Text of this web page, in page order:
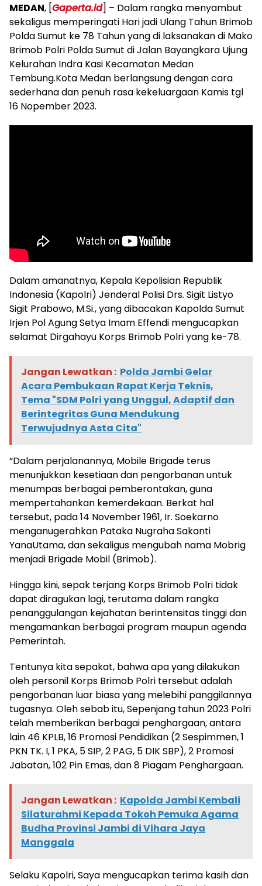
MEDAN, [Gaperta.id] – Dalam rangka menyambut
sekaligus memperingati Hari jadi Ulang Tahun Brimob
Polda Sumut ke 78 Tahun yang di laksanakan di Mako
Brimob Polri Polda Sumut di Jalan Bayangkara Ujung
Kelurahan Indra Kasi Kecamatan Medan
Tembung.Kota Medan berlangsung dengan cara
sederhana dan penuh rasa kekeluargaan Kamis tgl
16 Nopember 2023.
Dalam amanatnya, Kepala Kepolisian Republik
Indonesia (Kapolri) Jenderal Polisi Drs. Sigit Listyo
Sigit Prabowo, M.Si., yang dibacakan Kapolda Sumut
Irjen Pol Agung Setya Imam Effendi mengucapkan
selamat Dirgahayu Korps Brimob Polri yang ke-78.
Jangan Lewatkan : Polda Jambi Gelar
Acara Pembukaan Rapat Kerja Teknis,
Tema "SDM Polri yang Unggul, Adaptif dan
Berintegritas Guna Mendukung
Terwujudnya Asta Cita"
“Dalam perjalanannya, Mobile Brigade terus
menunjukkan kesetiaan dan pengorbanan untuk
menumpas berbagai pemberontakan, guna
mempertahankan kemerdekaan. Berkat hal
tersebut, pada 14 November 1961, Ir. Soekarno
menganugerahkan Pataka Nugraha Sakanti
YanaUtama, dan sekaligus mengubah nama Mobrig
menjadi Brigade Mobil (Brimob).
Hingga kini, sepak terjang Korps Brimob Polri tidak
dapat diragukan lagi, terutama dalam rangka
penanggulangan kejahatan berintensitas tinggi dan
mengamankan berbagai program maupun agenda
Pemerintah.
Tentunya kita sepakat, bahwa apa yang dilakukan
oleh personil Korps Brimob Polri tersebut adalah
pengorbanan luar biasa yang melebihi panggilannya
tugasnya. Oleh sebab itu, Sepenjang tahun 2023 Polri
telah memberikan berbagai penghargaan, antara
lain 46 KPLB, 16 Promosi Pendidikan (2 Sespimmen, 1
PKN TK. I, 1 PKA, 5 SIP, 2 PAG, 5 DIK SBP), 2 Promosi
Jabatan, 102 Pin Emas, dan 8 Piagam Penghargaan.
Jangan Lewatkan : Kapolda Jambi Kembali
Silaturahmi Kepada Tokoh Pemuka Agama
Budha Provinsi Jambi di Vihara Jaya
Manggala
Selaku Kapolri, Saya mengucapkan terima kasih dan